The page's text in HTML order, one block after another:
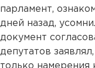
парламент,
дней назад,
документ
депутатов
только намерения